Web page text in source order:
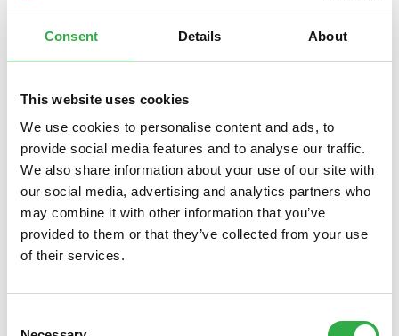
Consent Details About
This website uses cookies
We use cookies to personalise content and ads, to
provide social media features and to analyse our traffic.
We also share information about your use of our site with
our social media, advertising and analytics partners who
may combine it with other information that you’ve
provided to them or that they’ve collected from your use
of their services.
Lapselle ilmaantuu yllä olevia oireita siirryttäessä
imetyksestä äidinmaidon korvikkeisiin tai
tai hengitysvaikeuksia syönnin yhteydessä tai sen
jälkeen.
Herää epäily, että jotkin ruoka-aineet pahentavat
lapsen allergiaoireita, kuten ihottumaa tai astmaa.
On hyvin tärkeää, että keskeisten ruoka-aineiden (kuten
maidon ja viljatuotteiden) käyttöön liittyvät päätökset
tehdään aina yhteistyössä lääkärin ja vanhempien kanssa.
Hoidon tärkein osa on allergiaoireita aiheuttavan ruoka-
turvaaminen sekä mahdollisimman normaali iänmukainen